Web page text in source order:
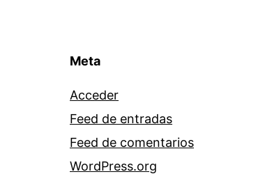
Meta
Acceder
Feed de entradas
Feed de comentarios
WordPress.org